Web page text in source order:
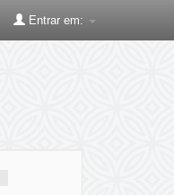
Entrar em: